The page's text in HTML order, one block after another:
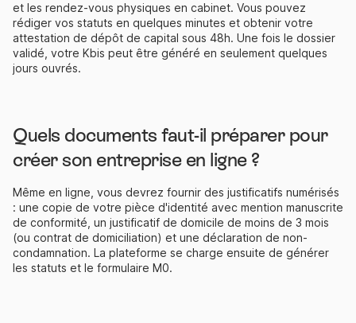
et les rendez-vous physiques en cabinet. Vous pouvez
rédiger vos statuts en quelques minutes et obtenir votre
attestation de dépôt de capital sous 48h. Une fois le dossier
validé, votre Kbis peut être généré en seulement quelques
jours ouvrés.
Quels documents faut-il préparer pour
créer son entreprise en ligne ?
Même en ligne, vous devrez fournir des justificatifs numérisés
: une copie de votre pièce d'identité avec mention manuscrite
de conformité, un justificatif de domicile de moins de 3 mois
(ou contrat de domiciliation) et une déclaration de non-
condamnation. La plateforme se charge ensuite de générer
les statuts et le formulaire M0.